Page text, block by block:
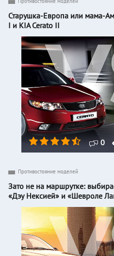
0
Старушка-Европа или мама-
I и KIA Cerato II
Противостояние моделей
Зато не на маршрутке:
«Дэу Нексией» и «Шевроле